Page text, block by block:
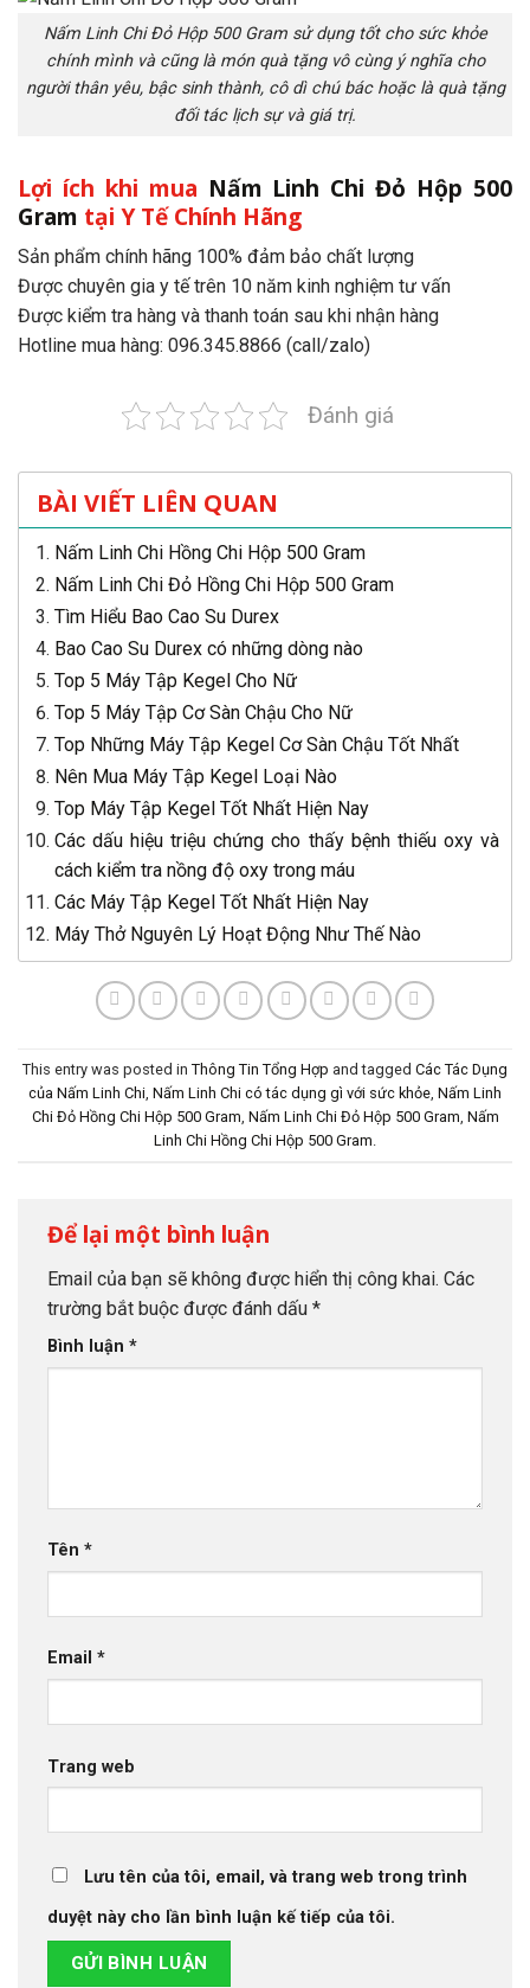
Nấm Linh Chi Đỏ Hộp 500 Gram sử dụng tốt cho sức khỏe
chính mình và cũng là món quà tặng vô cùng ý nghĩa cho
người thân yêu, bậc sinh thành, cô dì chú bác hoặc là quà tặng
đối tác lịch sự và giá trị.
Lợi ích khi mua Nấm Linh Chi Đỏ Hộp 500
Gram tại Y Tế Chính Hãng
Sản phẩm chính hãng 100% đảm bảo chất lượng
Được chuyên gia y tế trên 10 năm kinh nghiệm tư vấn
Được kiểm tra hàng và thanh toán sau khi nhận hàng
Hotline mua hàng: 096.345.8866 (call/zalo)
Đánh giá
BÀI VIẾT LIÊN QUAN
Nấm Linh Chi Hồng Chi Hộp 500 Gram
Nấm Linh Chi Đỏ Hồng Chi Hộp 500 Gram
Tìm Hiểu Bao Cao Su Durex
Bao Cao Su Durex có những dòng nào
Top 5 Máy Tập Kegel Cho Nữ
Top 5 Máy Tập Cơ Sàn Chậu Cho Nữ
Top Những Máy Tập Kegel Cơ Sàn Chậu Tốt Nhất
Nên Mua Máy Tập Kegel Loại Nào
Top Máy Tập Kegel Tốt Nhất Hiện Nay
Các dấu hiệu triệu chứng cho thấy bệnh thiếu oxy và
cách kiểm tra nồng độ oxy trong máu
Các Máy Tập Kegel Tốt Nhất Hiện Nay
Máy Thở Nguyên Lý Hoạt Động Như Thế Nào
This entry was posted in Thông Tin Tổng Hợp and tagged Các Tác Dụng
của Nấm Linh Chi Nấm Linh Chi có tác dụng gì với sức khỏe Nấm Linh
Chi Đỏ Hồng Chi Hộp 500 Gram Nấm Linh Chi Đỏ Hộp 500 Gram Nấm
Linh Chi Hồng Chi Hộp 500 Gram
Để lại một bình luận
Email của bạn sẽ không được hiển thị công khai. Các
trường bắt buộc được đánh dấu *
Bình luận *
Tên *
Email *
Trang web
Lưu tên của tôi, email, và trang web trong trình
duyệt này cho lần bình luận kế tiếp của tôi.